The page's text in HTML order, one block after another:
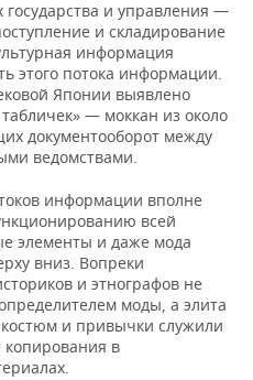
государства и управления —
и складирование
информация
этого потока информации.
Японии выявлено
— моккан из около
документооборот между
ведомствами.
информации вполне
всей
элементы и даже мода
вниз. Вопреки
и этнографов не
моды, а элита
и привычки служили
в